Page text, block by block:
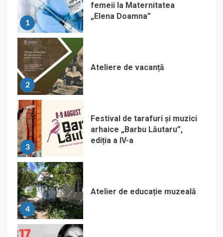
1
femeii la Maternitatea
„Elena Doamna”
2
Ateliere de vacanță
3
Festival de tarafuri și muzici
arhaice „Barbu Lăutaru”,
ediția a IV-a
4
Atelier de educație muzeală